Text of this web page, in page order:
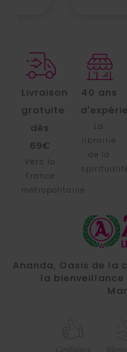
Livraison
gratuite
dès
69€
Vers la
France
métropolitaine
40 ans
La
librairie
de la
Ananda, Oasis de la
la